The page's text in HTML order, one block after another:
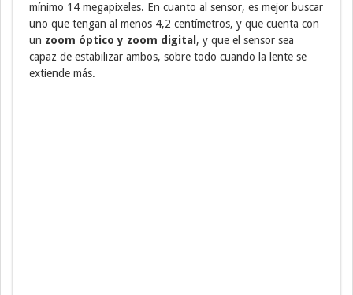
mínimo 14 megapixeles. En cuanto al sensor, es mejor buscar
uno que tengan al menos 4,2 centímetros, y que cuenta con
un zoom óptico y zoom digital , y que el sensor sea
capaz de estabilizar ambos, sobre todo cuando la lente se
extiende más.